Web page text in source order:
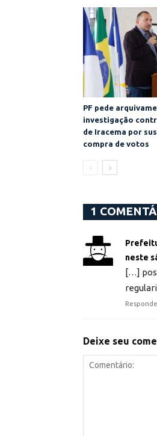
PF pede
investigação
de Iracema por
compra de votos
1
neste
[…]
Deixe seu